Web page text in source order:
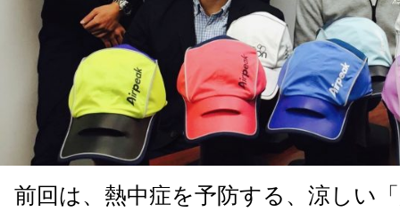
前回は、熱中症を予防する、涼しい